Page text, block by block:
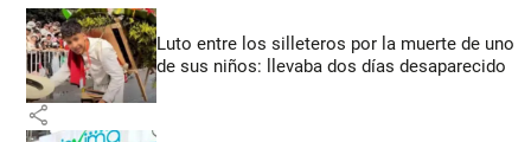
Luto entre los silleteros por la muerte de uno
de sus niños: llevaba dos días desaparecido
share